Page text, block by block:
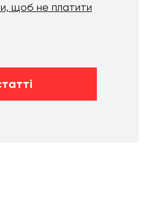
щоб не платити